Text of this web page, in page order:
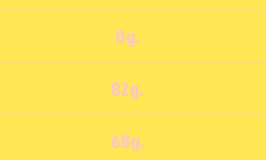
0g.
82g.
68g.